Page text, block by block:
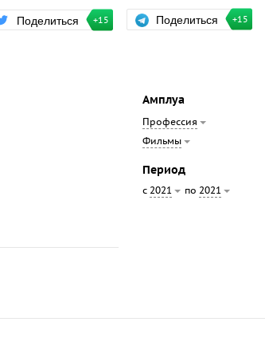
Поделиться +15 Поделиться +15
Амплуа
Профессия
Фильмы
Период
с 2021 по 2021